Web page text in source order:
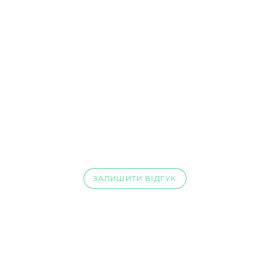
ЗАЛИШИТИ ВІДГУК